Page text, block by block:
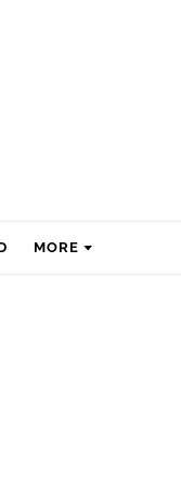
MORE